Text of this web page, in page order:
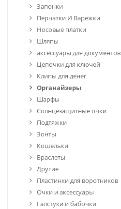
Запонки
Перчатки И Варежки
Носовые платки
Шляпы
аксессуары для документов
Цепочки для ключей
Клипы для денег
Органайзеры
Шарфы
Солнцезащитные очки
Подтяжки
Зонты
Кошельки
Браслеты
Другие
Пластинки для воротников
Очки и аксессуары
Галстуки и бабочки